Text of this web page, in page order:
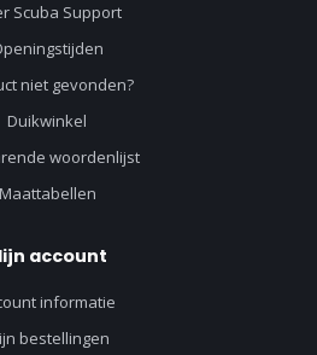
Scuba Support
niet gevonden?
Duikwinkel
woordenlijst
Maattabellen
account
informatie
bestellingen